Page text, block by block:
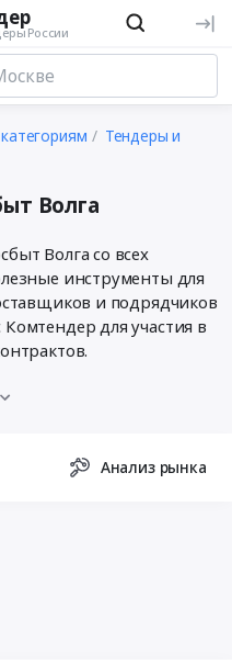
России
Тендеры и
Волга
Волга со всех
инструменты для
и подрядчиков
для участия в
Анализ рынка